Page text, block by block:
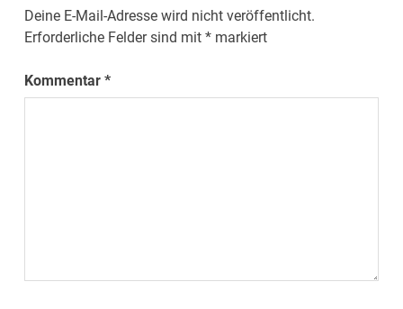
Deine E-Mail-Adresse wird nicht veröffentlicht.
Erforderliche Felder sind mit* markiert
Kommentar*